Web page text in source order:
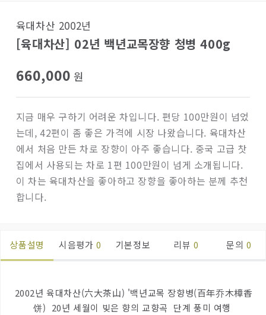
육대차산 2002년
[육대차산] 02년 백년교목장향 청병 400g
660,000 원
지금 매우 구하기 어려운 차입니다. 편당 100만원이 넘었
는데, 42편이 좀 좋은 가격에 시장 나왔습니다. 육대차산
에서 처음 만든 차로 장향이 아주 좋습니다. 중국 고급 찻
집에서 사용되는 차로 1편 100만원이 넘게 소개됩니다.
이 차는 육대차산을 좋아하고 장향을 좋아하는 분께 추천
합니다.
상품설명 시음평가 0 기본정보 리뷰 0 문의 0
2002년 육대차산(六大茶山) '백년교목 장향병(百年乔木樟香
饼) 20년 세월이 빚은 향의 교향곡 단계 풍미 여행